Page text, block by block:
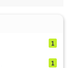
1
1